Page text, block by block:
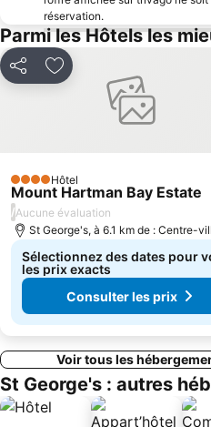
réservation.
Parmi les Hôtels les
PartagerAjouter à mes favoris
4 ÉtoilesHôtel
Mount Hartman Bay Estate
/Aucune évaluation
St George's, à 6.1 km de : Centre-
Sélectionnez des dates pour
les prix exacts
Consulter les prix
Voir tous les
St George's : autres